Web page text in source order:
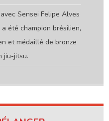
Sensei Felipe Alves
été champion brésilien,
et médaillé de bronze
jiu-jitsu.